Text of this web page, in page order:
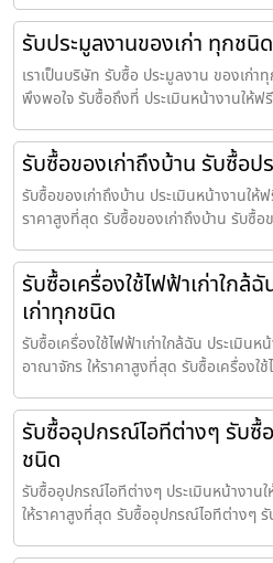
รับประมูลงานของเก่า ทุกชนิ
เราเป็นบริษัท รับซื้อ ประมูลงาน ของเก่
พึงพอใจ รับซื้อถึงที่ ประเมินหน้างานให้ฟ
รับซื้อของเก่าถึงบ้าน รับซื้อป
รับซื้อของเก่าถึงบ้าน ประเมินหน้างานใ
ราคาสูงที่สุด รับซื้อของเก่าถึงบ้าน รับซื้อข
รับซื้อเครื่องใช้ไฟฟ้าเก่าใกล้
เก่าทุกชนิด
รับซื้อเครื่องใช้ไฟฟ้าเก่าใกล้ฉัน ประเมิน
อาณาจักร ให้ราคาสูงที่สุด รับซื้อเครื่องใช้ไ
รับซื้ออุปกรณ์ไอทีต่างๆ รับซื้
ชนิด
รับซื้ออุปกรณ์ไอทีต่างๆ ประเมินหน้างาน
ให้ราคาสูงที่สุด รับซื้ออุปกรณ์ไอทีต่างๆ รั